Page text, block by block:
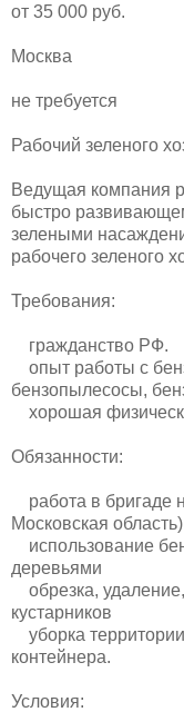
от 35 000 руб.
Москва
не требуется
Рабочий зеленого
Ведущая компания
быстро
зелеными
рабочего зеленого
Требования:
гражданство РФ.
опыт работы с
бензопылесосы,
хорошая
Обязанности:
работа в бригаде
Московская область)
использование
деревьями
обрезка,
кустарников
уборка
контейнера.
Условия: